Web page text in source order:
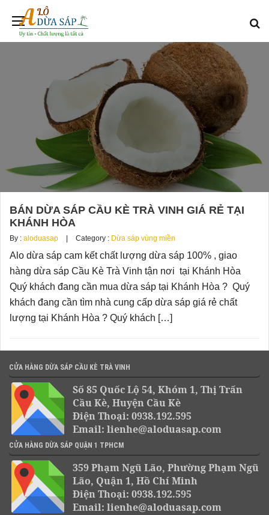
BÁN DỪA SÁP CẦU KÈ TRÀ VINH GIÁ RẺ TẠI
KHÁNH HÒA
By : aloduasap Category : Dừa sáp vùng miền
Alo dừa sáp cam kết chất lượng dừa sáp 100% , giao
hàng dừa sáp Cầu Kè Trà Vinh tận nơi tại Khánh Hòa
Quý khách đang cần mua dừa sáp tại Khánh Hòa ? Quý
khách đang cần tìm nhà cung cấp dừa sáp giá rẻ chất
lượng tại Khánh Hòa ? Quý khách […]
CỬA HÀNG DỪA SÁP CẦU KÈ TRÀ VINH
Số 85 Quốc Lộ 54, Khóm 1, Thị Trấn
Cầu Kè, Huyện Cầu Kè
Điện Thoại: 0938.192.595
Email: lienhe@aloduasap.com
CỬA HÀNG DỪA SÁP QUẬN 1 TPHCM
359 Phạm Ngũ Lão, Phường Phạm Ngũ
Lão, Quận 1, Hồ Chí Minh
Điện Thoại: 0938.192.595
Email: lienhe@aloduasap.com